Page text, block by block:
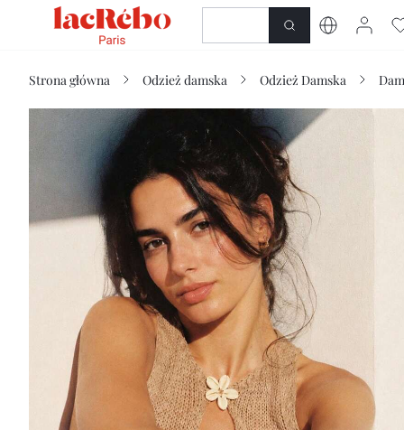
SKLEP
Strona główna Odzież damska Odzież Damska